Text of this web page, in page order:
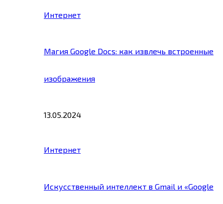
Интернет
Магия Google Docs: как извлечь встроенные
изображения
13.05.2024
Интернет
Искусственный интеллект в Gmail и «Google